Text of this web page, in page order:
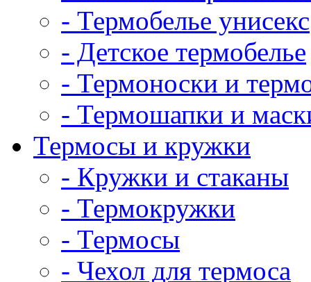
- Термобелье унисекс
- Детское термобелье
- Термоноски и
- Термошапки и
Термосы и кружки
- Кружки и стаканы
- Термокружки
- Термосы
- Чехол для термоса